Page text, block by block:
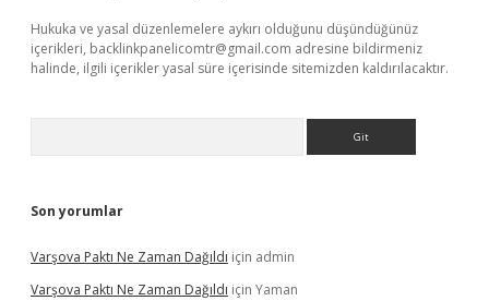
Hukuka ve yasal düzenlemelere aykırı olduğunu düşündüğünüz
içerikleri, backlinkpanelicomtr@gmail.com adresine bildirmeniz
halinde, ilgili içerikler yasal süre içerisinde sitemizden kaldırılacaktır.
Son yorumlar
Varşova Paktı Ne Zaman Dağıldı için admin
Varşova Paktı Ne Zaman Dağıldı için Yaman